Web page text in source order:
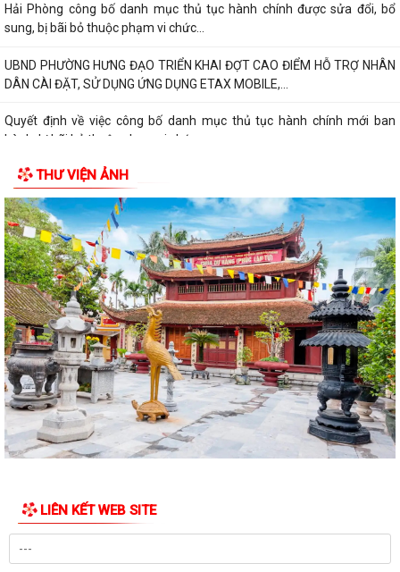
Hải Phòng công bố danh mục thủ tục hành chính được sửa đổi, bổ
sung, bị bãi bỏ thuộc phạm vi chức...
UBND PHƯỜNG HƯNG ĐẠO TRIỂN KHAI ĐỢT CAO ĐIỂM HỖ TRỢ NHÂN
DÂN CÀI ĐẶT, SỬ DỤNG ỨNG DỤNG ETAX MOBILE,...
Quyết định về việc công bố danh mục thủ tục hành chính mới ban
hành, bị bãi bỏ thuộc phạm vi chức...
THƯ VIỆN ẢNH
LIÊN KẾT WEB SITE